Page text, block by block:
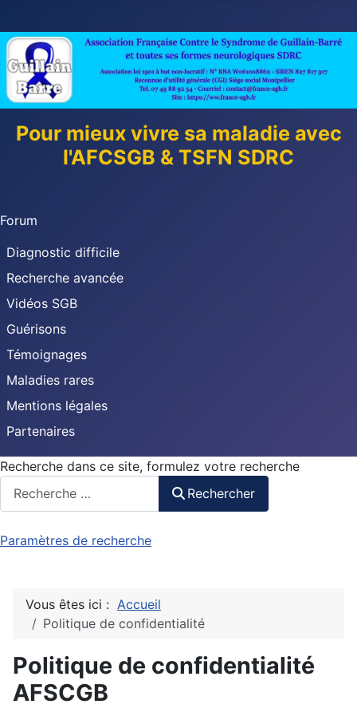
Pour mieux vivre sa maladie avec
l'AFCSGB & TSFN SDRC
Forum
Diagnostic difficile
Recherche avancée
Vidéos SGB
Guérisons
Témoignages
Maladies rares
Mentions légales
Partenaires
Recherche dans ce site, formulez votre recherche
Rechercher
Paramètres de recherche
Vous êtes ici : Accueil
Politique de confidentialité
Politique de confidentialité
AFSCGB